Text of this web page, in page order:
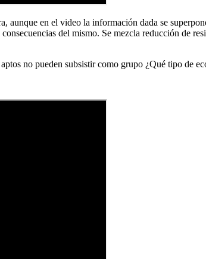
aunque en el video la información dada se
del mismo. Se mezcla reducción de
no pueden subsistir como grupo ¿Qué tipo de